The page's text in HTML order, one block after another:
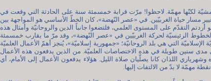
لكنّها مهمّة. لاحظوا! مرّت قرابة خمسمئة سنة على الحادثة التي وقعت في
مسار حياة الغربيّين. في «عصر النّهضة»، كان الخطّ الأساسي هو المواجهة بين
أردتم التقدّم على المستوى العلمي، فلتضعوا جانباً الدين والروحانيّة وأمثال هذه
الرئيسيّة لحركة الغربيّين في «عصر النّهضة»، وقد مرّ ما يقارب خمسمئة
التي هي بلد الروحانيّة؛ «جمهورية إسلاميّة»، يُنجز أهمّ الأعمال العلميّة
سنين طويلة في هذه الاختصاصات العلميّة. من الذين يدفعون هذه الأعمال
اللذان كانا يصلّيان صلاة الليل. هؤلاء يدفعون الأعمال إلى الأمام، أي
مهمّة لا بدّ من الالتفات إليها.